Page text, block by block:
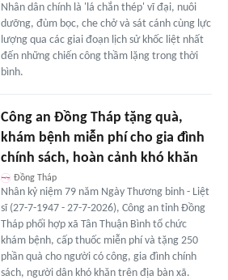
Nhân dân chính là 'lá chắn thép' vĩ đại, nuôi
dưỡng, đùm bọc, che chở và sát cánh cùng lực
lượng qua các giai đoạn lịch sử khốc liệt nhất
đến những chiến công thầm lặng trong thời
bình.
Công an Đồng Tháp tặng quà,
khám bệnh miễn phí cho gia đình
chính sách, hoàn cảnh khó khăn
Đồng Tháp
Nhân kỷ niệm 79 năm Ngày Thương binh - Liệt
sĩ (27-7-1947 - 27-7-2026), Công an tỉnh Đồng
Tháp phối hợp xã Tân Thuận Bình tổ chức
khám bệnh, cấp thuốc miễn phí và tặng 250
phần quà cho người có công, gia đình chính
sách, người dân khó khăn trên địa bàn xã.